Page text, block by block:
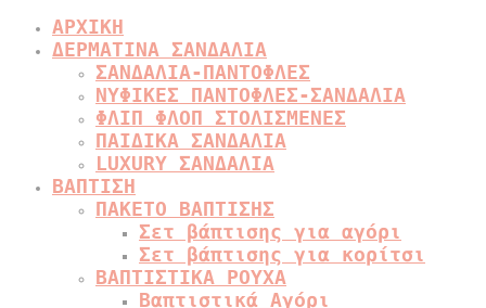
ΑΡΧΙΚΗ
ΔΕΡΜΑΤΙΝΑ ΣΑΝΔΑΛΙΑ
ΣΑΝΔΑΛΙΑ-ΠΑΝΤΟΦΛΕΣ
ΝΥΦΙΚΕΣ ΠΑΝΤΟΦΛΕΣ-ΣΑΝΔΑΛΙΑ
ΦΛΙΠ ΦΛΟΠ ΣΤΟΛΙΣΜΕΝΕΣ
ΠΑΙΔΙΚΑ ΣΑΝΔΑΛΙΑ
LUXURY ΣΑΝΔΑΛΙΑ
ΒΑΠΤΙΣΗ
ΠΑΚΕΤΟ ΒΑΠΤΙΣΗΣ
Σετ βάπτισης για αγόρι
Σετ βάπτισης για κορίτσι
ΒΑΠΤΙΣΤΙΚΑ ΡΟΥΧΑ
Βαπτιστικά Αγόρι